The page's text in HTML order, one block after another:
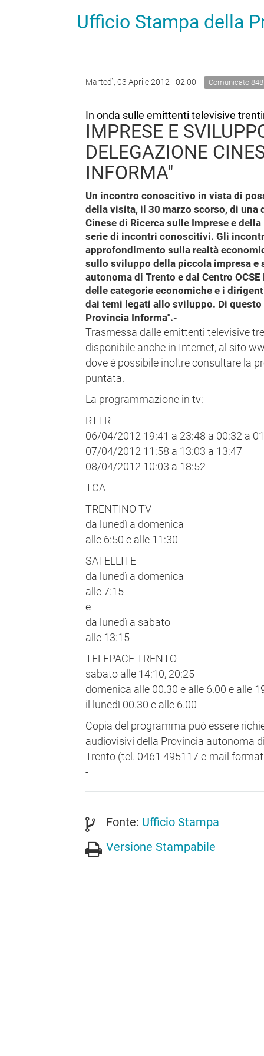
Ufficio Stampa della
Martedì, 03 Aprile 2012 - 02:00 Comunicato 848
In onda sulle emittenti televisive
IMPRESE E
DELEGAZIONE
INFORMA"
Un incontro conoscitivo in vista di
della visita, il 30 marzo scorso, di
Cinese di Ricerca sulle Imprese e
serie di incontri conoscitivi. Gli
approfondimento sulla realtà
sullo sviluppo della piccola impresa
autonoma di Trento e dal Centro
delle categorie economiche e i
dai temi legati allo sviluppo. Di
Provincia Informa".-
Trasmessa dalle emittenti televisive
disponibile anche in Internet, al sito
dove è possibile inoltre consultare la
puntata.
La programmazione in tv:
RTTR
06/04/2012 19:41 a 23:48 a 00:32 a
07/04/2012 11:58 a 13:03 a 13:47
08/04/2012 10:03 a 18:52
TCA
TRENTINO TV
da lunedì a domenica
alle 6:50 e alle 11:30
SATELLITE
da lunedì a domenica
alle 7:15
e
da lunedì a sabato
alle 13:15
TELEPACE TRENTO
sabato alle 14:10, 20:25
domenica alle 00.30 e alle 6.00 e alle
il lunedì 00.30 e alle 6.00
Copia del programma può essere
audiovisivi della Provincia autonoma
Trento (tel. 0461 495117 e-mail
-
Fonte: Ufficio Stampa
Versione Stampabile